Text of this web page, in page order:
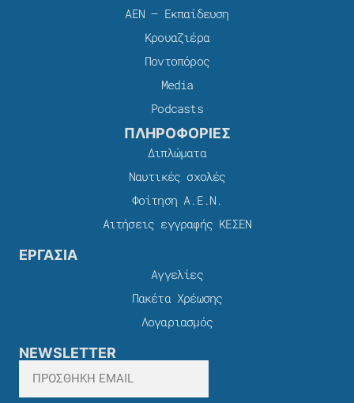
ΑΕΝ – Εκπαίδευση
Κρουαζιέρα
Ποντοπόρος
Media
Podcasts
ΠΛΗΡΟΦΟΡΙΕΣ
Διπλώματα
Ναυτικές σχολές
Φοίτηση Α.Ε.Ν.
Αιτήσεις εγγραφής ΚΕΣΕΝ
ΕΡΓΑΣΙΑ
Αγγελίες
Πακέτα Χρέωσης​
Λογαριασμός
NEWSLETTER